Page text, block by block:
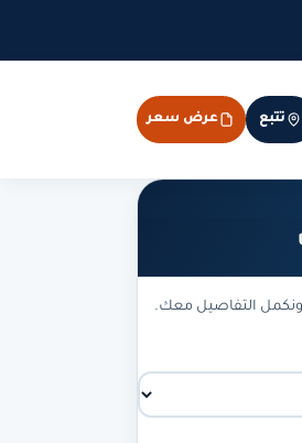
تتبع عرض سعر
ونكمل التفاصيل معك.